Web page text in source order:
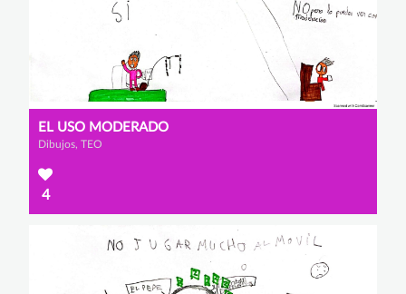
EL USO MODERADO
Dibujos, TEO
4